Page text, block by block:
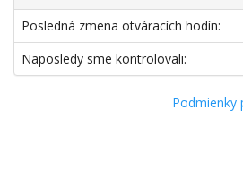
Posledná zmena otváracích hodín:
Naposledy sme kontrolovali:
Podmienky